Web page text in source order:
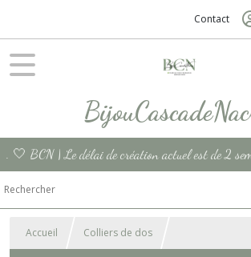
Contact
. 🤍 BCN | Le délai de création actuel est de 2
Accueil Colliers de dos